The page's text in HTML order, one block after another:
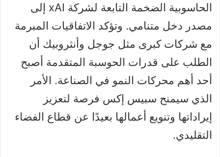
الحاسوبية الضخمة التابعة لشركة xAI إلى
مصدر دخل متنامي. وتؤكد الاتفاقيات المبرمة
مع شركات كبرى مثل جوجل وأنثروبيك أن
الطلب على قدرات الحوسبة المتقدمة أصبح
أحد أهم محركات النمو في الصناعة. الأمر
الذي سيمنح سبيس إكس فرصة لتعزيز
إيراداتها وتنويع أعمالها بعيدًا عن قطاع الفضاء
التقليدي.